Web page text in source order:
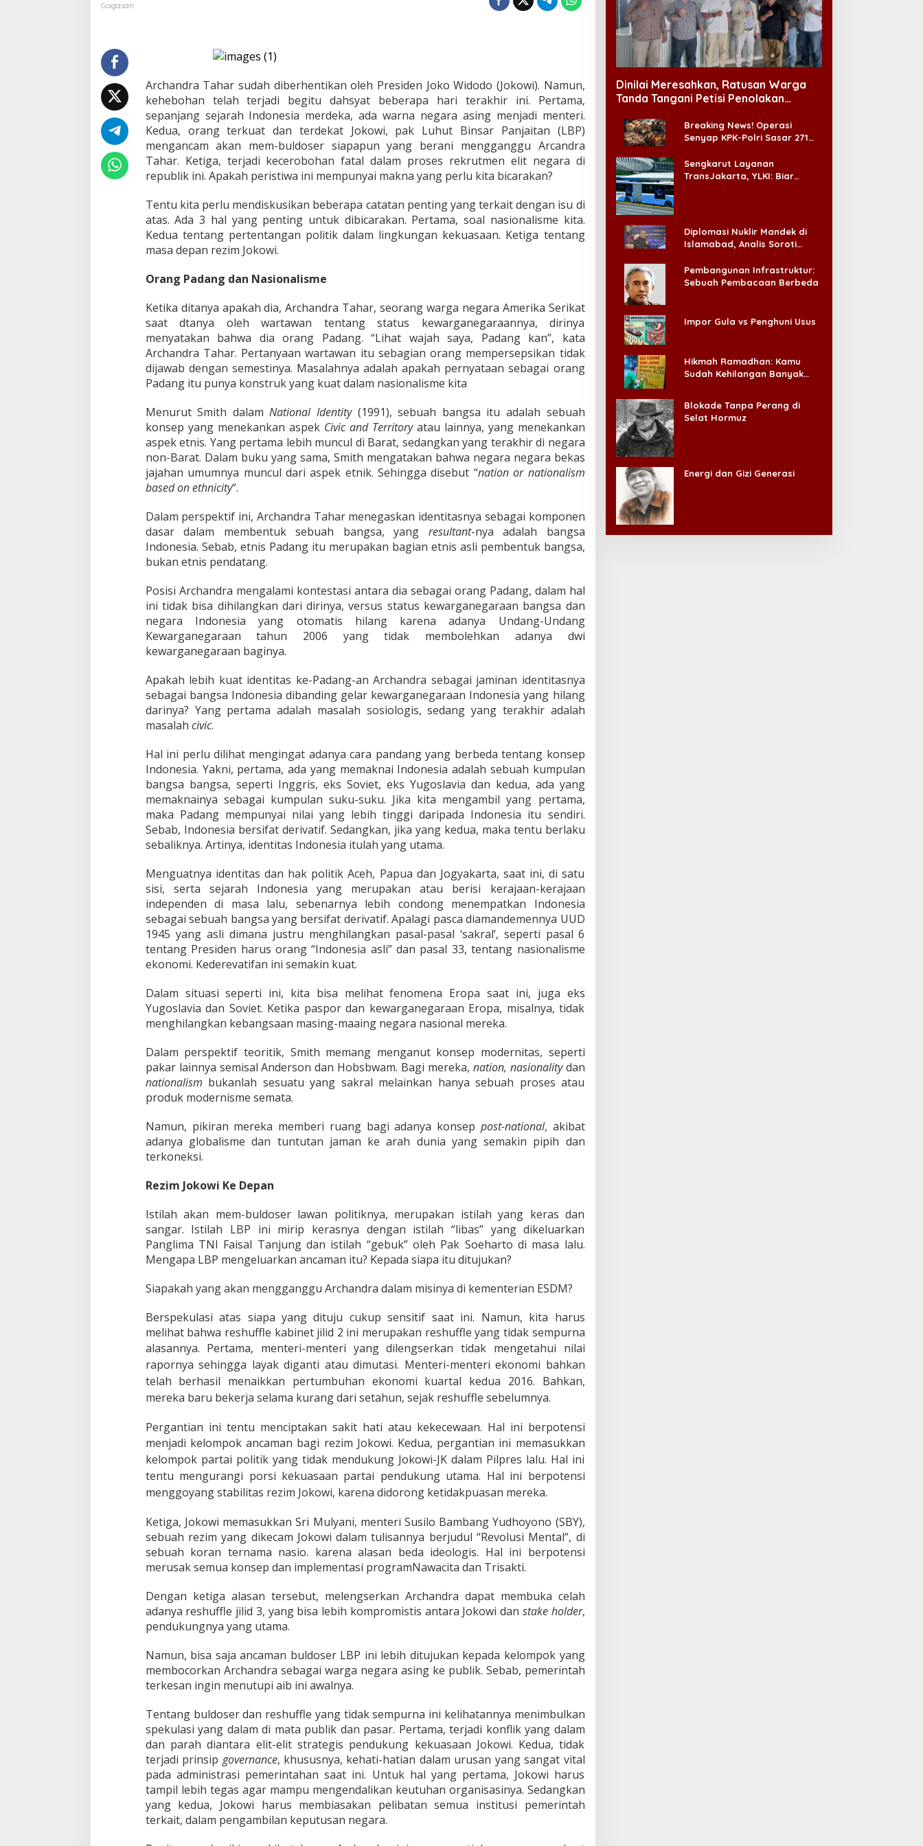
l
d
o
s
r
L
u
u
d
a
n
a
b
R
e
z
m
J
k
o
w
i
Gagasan
Archandra Tahar sudah diberhentikan oleh Presiden Joko Widodo (Jokowi). Namun,
kehebohan telah terjadi begitu dahsyat beberapa hari terakhir ini. Pertama,
sepanjang sejarah Indonesia merdeka, ada warna negara asing menjadi menteri.
Kedua, orang terkuat dan terdekat Jokowi, pak Luhut Binsar Panjaitan (LBP)
mengancam akan mem-buldoser siapapun yang berani mengganggu Arcandra
Tahar. Ketiga, terjadi kecerobohan fatal dalam proses rekrutmen elit negara di
republik ini. Apakah peristiwa ini mempunyai makna yang perlu kita bicarakan?
Tentu kita perlu mendiskusikan beberapa catatan penting yang terkait dengan isu di
atas. Ada 3 hal yang penting untuk dibicarakan. Pertama, soal nasionalisme kita.
Kedua tentang pertentangan politik dalam lingkungan kekuasaan. Ketiga tentang
masa depan rezim Jokowi.
Orang Padang dan Nasionalisme
Ketika ditanya apakah dia, Archandra Tahar, seorang warga negara Amerika Serikat
saat dtanya oleh wartawan tentang status kewarganegaraannya, dirinya
menyatakan bahwa dia orang Padang. “Lihat wajah saya, Padang kan”, kata
Archandra Tahar. Pertanyaan wartawan itu sebagian orang mempersepsikan tidak
dijawab dengan semestinya. Masalahnya adalah apakah pernyataan sebagai orang
Padang itu punya konstruk yang kuat dalam nasionalisme kita
Menurut Smith dalamNational Identity(1991), sebuah bangsa itu adalah sebuah
konsep yang menekankan aspek Civic and Territoryatau lainnya, yang menekankan
aspek etnis. Yang pertama lebih muncul di Barat, sedangkan yang terakhir di negara
non-Barat. Dalam buku yang sama, Smith mengatakan bahwa negara negara bekas
jajahan umumnya muncul dari aspek etnik. Sehingga disebut “nation or nationalism
based on ethnicity“.
Dalam perspektif ini, Archandra Tahar menegaskan identitasnya sebagai komponen
dasar dalam membentuk sebuah bangsa, yang resultant-nya adalah bangsa
Indonesia. Sebab, etnis Padang itu merupakan bagian etnis asli pembentuk bangsa,
bukan etnis pendatang.
Posisi Archandra mengalami kontestasi antara dia sebagai orang Padang, dalam hal
ini tidak bisa dihilangkan dari dirinya, versus status kewarganegaraan bangsa dan
negara Indonesia yang otomatis hilang karena adanya Undang-Undang
Kewarganegaraan tahun 2006 yang tidak membolehkan adanya dwi
kewarganegaraan baginya.
Apakah lebih kuat identitas ke-Padang-an Archandra sebagai jaminan identitasnya
sebagai bangsa Indonesia dibanding gelar kewarganegaraan Indonesia yang hilang
darinya? Yang pertama adalah masalah sosiologis, sedang yang terakhir adalah
masalah civic.
Hal ini perlu dilihat mengingat adanya cara pandang yang berbeda tentang konsep
Indonesia. Yakni, pertama, ada yang memaknai Indonesia adalah sebuah kumpulan
bangsa bangsa, seperti Inggris, eks Soviet, eks Yugoslavia dan kedua, ada yang
memaknainya sebagai kumpulan suku-suku. Jika kita mengambil yang pertama,
maka Padang mempunyai nilai yang lebih tinggi daripada Indonesia itu sendiri.
Sebab, Indonesia bersifat derivatif. Sedangkan, jika yang kedua, maka tentu berlaku
sebaliknya. Artinya, identitas Indonesia itulah yang utama.
Menguatnya identitas dan hak politik Aceh, Papua dan Jogyakarta, saat ini, di satu
sisi, serta sejarah Indonesia yang merupakan atau berisi kerajaan-kerajaan
independen di masa lalu, sebenarnya lebih condong menempatkan Indonesia
sebagai sebuah bangsa yang bersifat derivatif. Apalagi pasca diamandemennya UUD
1945 yang asli dimana justru menghilangkan pasal-pasal ‘sakral’, seperti pasal 6
tentang Presiden harus orang “Indonesia asli” dan pasal 33, tentang nasionalisme
ekonomi. Kederevatifan ini semakin kuat.
Dalam situasi seperti ini, kita bisa melihat fenomena Eropa saat ini, juga eks
Yugoslavia dan Soviet. Ketika paspor dan kewarganegaraan Eropa, misalnya, tidak
menghilangkan kebangsaan masing-maaing negara nasional mereka.
Dalam perspektif teoritik, Smith memang menganut konsep modernitas, seperti
pakar lainnya semisal Anderson dan Hobsbwam. Bagi mereka, nation, nasionalitydan
nationalism bukanlah sesuatu yang sakral melainkan hanya sebuah proses atau
produk modernisme semata.
Namun, pikiran mereka memberi ruang bagi adanya konsep post-national, akibat
adanya globalisme dan tuntutan jaman ke arah dunia yang semakin pipih dan
terkoneksi.
Rezim Jokowi Ke Depan
Istilah akan mem-buldoser lawan politiknya, merupakan istilah yang keras dan
sangar. Istilah LBP ini mirip kerasnya dengan istilah “libas” yang dikeluarkan
Panglima TNI Faisal Tanjung dan istilah “gebuk” oleh Pak Soeharto di masa lalu.
Mengapa LBP mengeluarkan ancaman itu? Kepada siapa itu ditujukan?
Siapakah yang akan mengganggu Archandra dalam misinya di kementerian ESDM?
Berspekulasi atas siapa yang dituju cukup sensitif saat ini. Namun, kita harus
melihat bahwa reshuffle kabinet jilid 2 ini merupakan reshuffle yang tidak sempurna
alasannya. Pertama, menteri-menteri yang dilengserkan tidak mengetahui nilai
rapornya sehingga layak diganti atau dimutasi. Menteri-menteri ekonomi bahkan
telah berhasil menaikkan pertumbuhan ekonomi kuartal kedua 2016. Bahkan,
mereka baru bekerja selama kurang dari setahun, sejak reshuffle sebelumnya.
Pergantian ini tentu menciptakan sakit hati atau kekecewaan. Hal ini berpotensi
menjadi kelompok ancaman bagi rezim Jokowi. Kedua, pergantian ini memasukkan
kelompok partai politik yang tidak mendukung Jokowi-JK dalam Pilpres lalu. Hal ini
tentu mengurangi porsi kekuasaan partai pendukung utama. Hal ini berpotensi
menggoyang stabilitas rezim Jokowi, karena didorong ketidakpuasan mereka.
Ketiga, Jokowi memasukkan Sri Mulyani, menteri Susilo Bambang Yudhoyono (SBY),
sebuah rezim yang dikecam Jokowi dalam tulisannya berjudul “Revolusi Mental”, di
sebuah koran ternama nasio. karena alasan beda ideologis. Hal ini berpotensi
merusak semua konsep dan implementasi programNawacita dan Trisakti.
Dengan ketiga alasan tersebut, melengserkan Archandra dapat membuka celah
adanya reshuffle jilid 3, yang bisa lebih kompromistis antara Jokowi dan stake holder,
pendukungnya yang utama.
Namun, bisa saja ancaman buldoser LBP ini lebih ditujukan kepada kelompok yang
membocorkan Archandra sebagai warga negara asing ke publik. Sebab, pemerintah
terkesan ingin menutupi aib ini awalnya.
Tentang buldoser dan reshuffle yang tidak sempurna ini kelihatannya menimbulkan
spekulasi yang dalam di mata publik dan pasar. Pertama, terjadi konflik yang dalam
dan parah diantara elit-elit strategis pendukung kekuasaan Jokowi. Kedua, tidak
terjadi prinsip governance, khususnya, kehati-hatian dalam urusan yang sangat vital
pada administrasi pemerintahan saat ini. Untuk hal yang pertama, Jokowi harus
tampil lebih tegas agar mampu mengendalikan keutuhan organisasinya. Sedangkan
yang kedua, Jokowi harus membiasakan pelibatan semua institusi pemerintah
terkait, dalam pengambilan keputusan negara.
Dinilai Meresahkan, Ratusan Warga
Tanda Tangani Petisi Penolakan
Breaking News! Operasi
Senyap KPK-Polri Sasar 271
Ada ‘Badai Pemeriksaan’
Sengkarut Layanan
TransJakarta, YLKI: Biar
Diplomasi Nuklir Mandek di
Islamabad, Analis Soroti
Pembangunan Infrastruktur:
Sebuah Pembacaan Berbeda
Impor Gula vs Penghuni Usus
Hikmah Ramadhan: Kamu
Sudah Kehilangan Banyak
Blokade Tanpa Perang di
Selat Hormuz
Energi dan Gizi Generasi